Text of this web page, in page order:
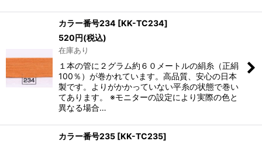
カラー番号234 [KK-TC234]
520円(税込)
在庫あり
１本の管に２グラム約６０メートルの絹糸（正絹
100％）が巻かれています。高品質、安心の日本
製です。よりがかかっていない平糸の状態で巻い
てあります。 ※モニターの設定により実際の色と
異なる場合…
カラー番号235 [KK-TC235]